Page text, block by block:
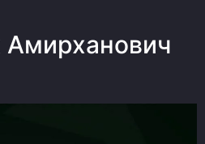
Амирханович